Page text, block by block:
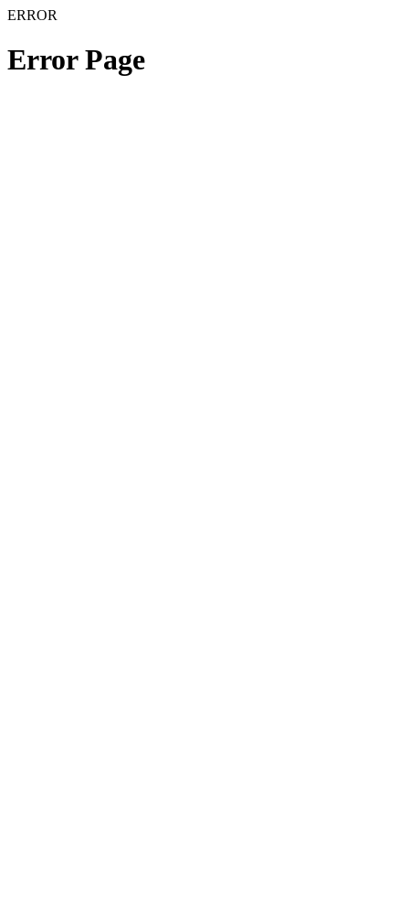
ERROR
Error Page